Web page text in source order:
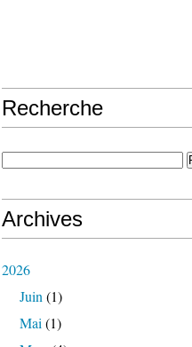
Recherche
Archives
2026
Juin (1)
Mai (1)